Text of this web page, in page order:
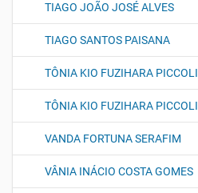
TIAGO JOÃO JOSÉ ALVES
TIAGO SANTOS PAISANA
TÔNIA KIO FUZIHARA PICCOLI
TÔNIA KIO FUZIHARA PICCOLI
VANDA FORTUNA SERAFIM
VÂNIA INÁCIO COSTA GOMES